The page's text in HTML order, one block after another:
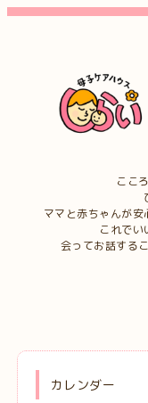
ここ
ママと赤ちゃんが安
これでい
会ってお話する
カレンダー